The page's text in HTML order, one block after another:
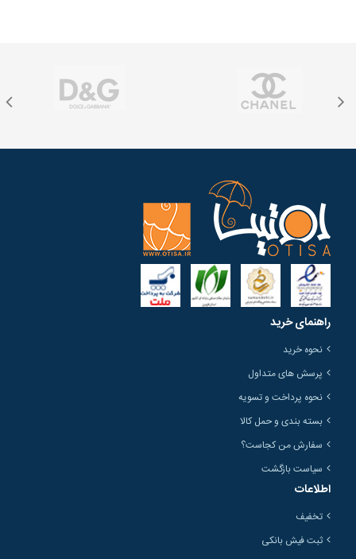
راهنمای خرید
نحوه خرید
پرسش های متداول
نحوه پرداخت و تسویه
بسته بندی و حمل کالا
سفارش من کجاست؟
سیاست بازگشت
اطلاعات
تخفیف
ثبت فیش بانکی